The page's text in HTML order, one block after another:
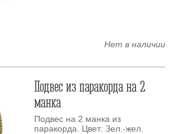
Нет в наличии
Подвес из паракорда на 2
манка
Подвес на 2 манка из
паракорда. Цвет: Зел.-жел.